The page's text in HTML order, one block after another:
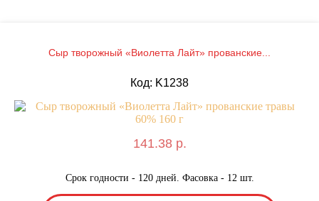
Сыр творожный «Виолетта Лайт» прованские...
Код: K1238
141.38 р.
Срок годности - 120 дней. Фасовка - 12 шт.